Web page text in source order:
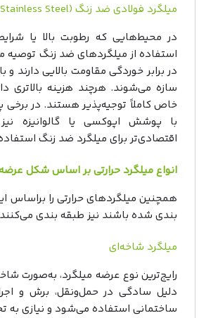
میلگرد فولادی ضد زنگ (Stainless Steel)
در محیط‌هایی که رطوبت بالا یا شرایط
استفاده از میلگردهای ضد زنگ توصیه
در برابر خوردگی مقاومت بالایی دارند و
سازه می‌شوند. هرچند هزینه بالاتری
خاص کاملاً توجیه‌پذیر هستند. در برخی
با پوشش اپوکسی یا گالوانیزه نیز
اقتصادی‌تر برای میلگرد ضد زنگ
انواع میلگرد حرارتی بر اساس شکل عرضه
همچنین میلگردهای حرارتی را براساس
بندی شده باشند نیز طبقه بندی می‌کنند.
میلگرد شاخه‌ای
رایج‌ترین نوع عرضه میلگرد، به‌صورت
دلیل سادگی در حمل‌ونقل، برش و اجرا،
ساختمانی استفاده می‌شود و نیازی به